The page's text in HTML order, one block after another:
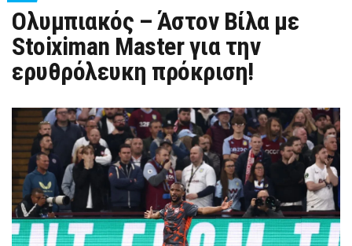
Ολυμπιακός – Άστον Βίλα με
Stoiximan Master για την
ερυθρόλευκη πρόκριση!